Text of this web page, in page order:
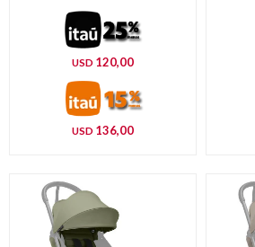
USD 120,00
USD 136,00